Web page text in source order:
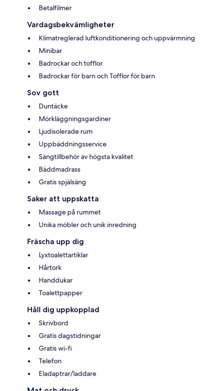
Betalfilmer
Vardagsbekvämligheter
Klimatreglerad luftkonditionering och uppvärmning
Minibar
Badrockar och tofflor
Badrockar för barn och Tofflor för barn
Sov gott
Duntäcke
Mörkläggningsgardiner
Ljudisolerade rum
Uppbäddningsservice
Sängtillbehör av högsta kvalitet
Bäddmadrass
Gratis spjälsäng
Saker att uppskatta
Massage på rummet
Unika möbler och unik inredning
Fräscha upp dig
Lyxtoalettartiklar
Hårtork
Handdukar
Toalettpapper
Håll dig uppkopplad
Skrivbord
Gratis dagstidningar
Gratis wi-fi
Telefon
Eladaptrar/laddare